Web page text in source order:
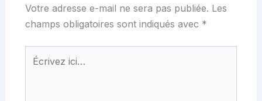
Votre adresse e-mail ne sera pas publiée. Les
champs obligatoires sont indiqués avec *
Écrivez
ici…